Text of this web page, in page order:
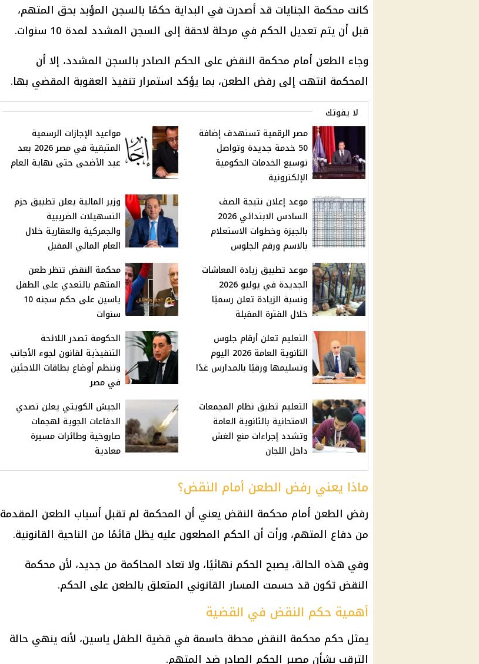
كانت محكمة الجنايات قد أصدرت في البداية حكمًا بالسجن المؤبد بحق المتهم،
قبل أن يتم تعديل الحكم في مرحلة لاحقة إلى السجن المشدد لمدة 10 سنوات.
وجاء الطعن أمام محكمة النقض على الحكم الصادر بالسجن المشدد، إلا أن
المحكمة انتهت إلى رفض الطعن، بما يؤكد استمرار تنفيذ العقوبة المقضي بها.
لا يفوتك
مصر الرقمية تستهدف إضافة
50 خدمة جديدة وتواصل
توسيع الخدمات الحكومية
الإلكترونية
مواعيد الإجازات الرسمية
المتبقية في مصر 2026 بعد
عيد الأضحى حتى نهاية العام
موعد إعلان نتيجة الصف
السادس الابتدائي 2026
بالجيزة وخطوات الاستعلام
بالاسم ورقم الجلوس
وزير المالية يعلن تطبيق حزم
التسهيلات الضريبية
والجمركية والعقارية خلال
العام المالي المقبل
موعد تطبيق زيادة المعاشات
الجديدة في يوليو 2026
ونسبة الزيادة تعلن رسميًا
خلال الفترة المقبلة
محكمة النقض تنظر طعن
المتهم بالتعدي على الطفل
ياسين على حكم سجنه 10
سنوات
التعليم تعلن أرقام جلوس
الثانوية العامة 2026 اليوم
وتسليمها ورقيًا بالمدارس غدًا
الحكومة تصدر اللائحة
التنفيذية لقانون لجوء الأجانب
وتنظم أوضاع بطاقات اللاجئين
في مصر
التعليم تطبق نظام المجمعات
الامتحانية بالثانوية العامة
وتشدد إجراءات منع الغش
داخل اللجان
الجيش الكويتي يعلن تصدي
الدفاعات الجوية لهجمات
صاروخية وطائرات مسيرة
معادية
ماذا يعني رفض الطعن أمام النقض؟
رفض الطعن أمام محكمة النقض يعني أن المحكمة لم تقبل أسباب الطعن المقدمة
من دفاع المتهم، ورأت أن الحكم المطعون عليه يظل قائمًا من الناحية القانونية.
وفي هذه الحالة، يصبح الحكم نهائيًا، ولا تعاد المحاكمة من جديد، لأن محكمة
النقض تكون قد حسمت المسار القانوني المتعلق بالطعن على الحكم.
أهمية حكم النقض في القضية
يمثل حكم محكمة النقض محطة حاسمة في قضية الطفل ياسين، لأنه ينهي حالة
الترقب بشأن مصير الحكم الصادر ضد المتهم.